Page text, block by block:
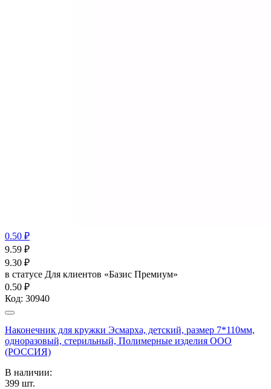
0.50 ₽
9.59 ₽
9.30 ₽
в статусе Для клиентов «Базис Премиум»
0.50 ₽
Код: 30940
Наконечник для кружки Эсмарха, детский, размер 7*110мм,
одноразовый, стерильный, Полимерные изделия OOO
(РОССИЯ)
В наличии:
399 шт.